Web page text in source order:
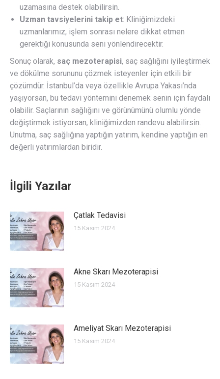
uzamasına destek olabilirsin.
Uzman tavsiyelerini takip et: Kliniğimizdeki
uzmanlarımız, işlem sonrası nelere dikkat etmen
gerektiği konusunda seni yönlendirecektir.
Sonuç olarak, saç mezoterapisi, saç sağlığını iyileştirmek
ve dökülme sorununu çözmek isteyenler için etkili bir
çözümdür. İstanbul’da veya özellikle Avrupa Yakası’nda
yaşıyorsan, bu tedavi yöntemini denemek senin için faydalı
olabilir. Saçlarının sağlığını ve görünümünü olumlu yönde
değiştirmek istiyorsan, kliniğimizden randevu alabilirsin.
Unutma, saç sağlığına yaptığın yatırım, kendine yaptığın en
değerli yatırımlardan biridir.
İlgili Yazılar
Çatlak Tedavisi
15 Kasım 2024
Akne Skarı Mezoterapisi
15 Kasım 2024
Ameliyat Skarı Mezoterapisi
15 Kasım 2024